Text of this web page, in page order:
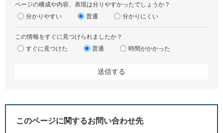
ページの構成や内容、表現は分りやすかったでしょうか？
分かりやすい
普通 分かりにくい
この情報をすぐに見つけられましたか？
すぐに見つけた
普通 時間がかかった
このページに関するお問い合わせ先